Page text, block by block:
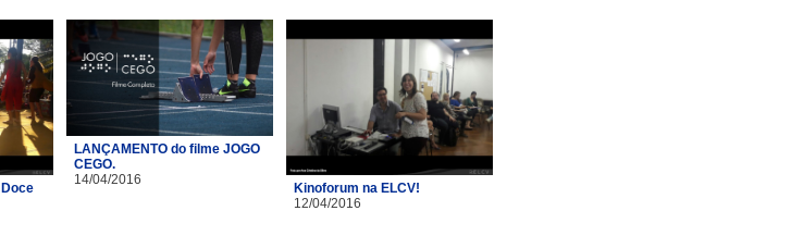
LANÇAMENTO do filme JOGO
CEGO.
14/04/2016
Kinoforum na ELCV!
12/04/2016